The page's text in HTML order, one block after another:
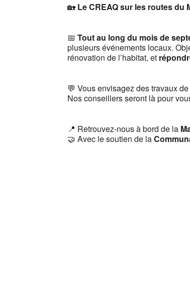
🏡 Le CREAQ sur les routes du
📅Tout au long du mois de
plusieurs événements locaux.
rénovation de l’habitat, et
💬 Vous envisagez des travaux
Nos conseillers seront là pour
📍 Retrouvez-nous à bord de la
🤝 Avec le soutien de la